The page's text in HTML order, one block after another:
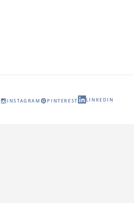
INSTAGRAM PINTEREST LINKEDIN